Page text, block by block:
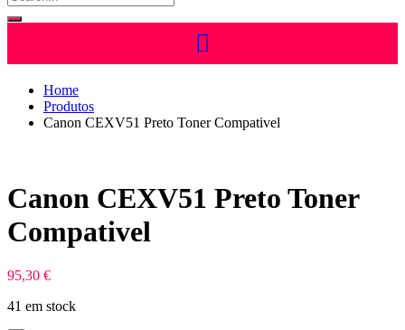
Home
Produtos
Canon CEXV51 Preto Toner Compativel
Canon CEXV51 Preto Toner
Compativel
95,30 €
41 em stock